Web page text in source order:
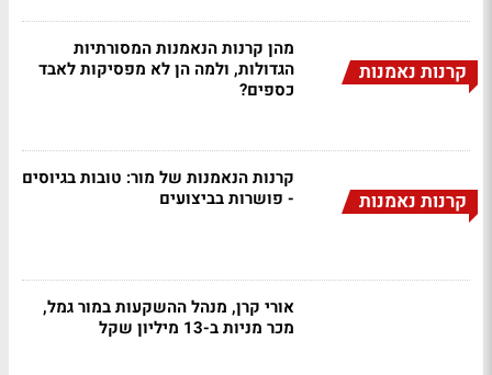
קרנות נאמנות
מהן קרנות הנאמנות המסורתיות
הגדולות, ולמה הן לא מפסיקות לאבד
כספים?
קרנות נאמנות
קרנות הנאמנות של מור: טובות בגיוסים
- פושרות בביצועים
אורי קרן, מנהל ההשקעות במור גמל,
מכר מניות ב-13 מיליון שקל